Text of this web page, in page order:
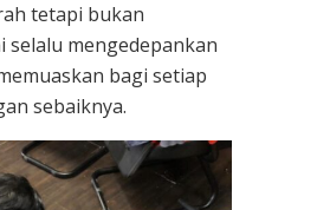
tetapi bukan
selalu mengedepankan
bagi setiap
sebaiknya.